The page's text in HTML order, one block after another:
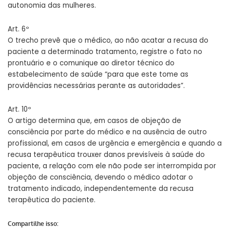
autonomia das mulheres.
Art. 6º
O trecho prevê que o médico, ao não acatar a recusa do
paciente a determinado tratamento, registre o fato no
prontuário e o comunique ao diretor técnico do
estabelecimento de saúde “para que este tome as
providências necessárias perante as autoridades”.
Art. 10º
O artigo determina que, em casos de objeção de
consciência por parte do médico e na ausência de outro
profissional, em casos de urgência e emergência e quando a
recusa terapêutica trouxer danos previsíveis à saúde do
paciente, a relação com ele não pode ser interrompida por
objeção de consciência, devendo o médico adotar o
tratamento indicado, independentemente da recusa
terapêutica do paciente.
Compartilhe isso: